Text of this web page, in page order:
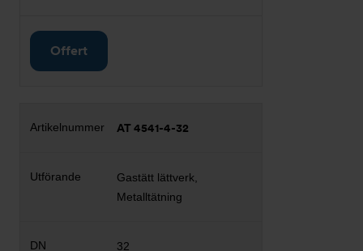
Offert
AT 4541-4-32
Gastätt lättverk,
Metalltätning
32